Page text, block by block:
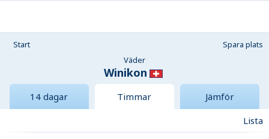
Start
Spara plats
Väder
Winikon
14 dagar Timmar
Jämför
Lista